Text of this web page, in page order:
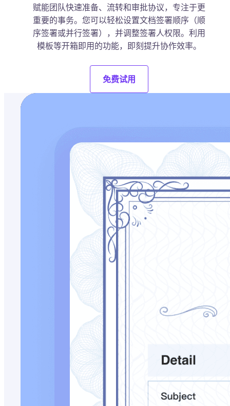
赋能团队快速准备、流转和审批协议，专注于更
重要的事务。您可以轻松设置文档签署顺序（顺
序签署或并行签署），并调整签署人权限。利用
模板等开箱即用的功能，即刻提升协作效率。
免费试用